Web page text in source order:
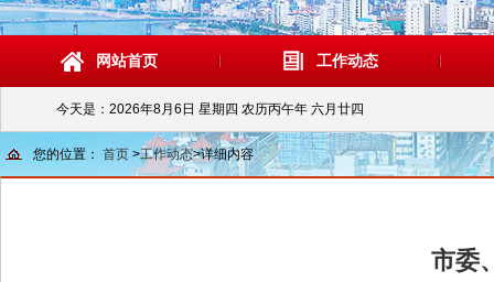
网站首页 工作动态
今天是： 2026年8月6日 星期四 农历丙午年 六月廿四
您的位置： 首页 >工作动态>详细内容
市委